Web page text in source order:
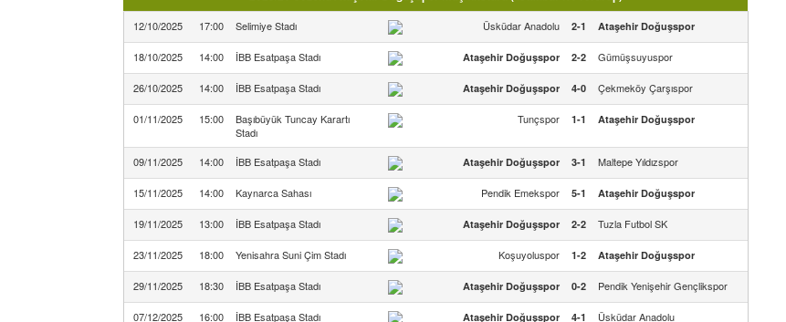
12/10/2025 17:00 Selimiye Stadı Üsküdar Anadolu 2-1 Ataşehir Doğuşspor
18/10/2025 14:00 İBB Esatpaşa Stadı Ataşehir Doğuşspor 2-2 Gümüşsuyuspor
26/10/2025 14:00 İBB Esatpaşa Stadı Ataşehir Doğuşspor 4-0 Çekmeköy Çarşıspor
01/11/2025 15:00
Başıbüyük Tuncay Karartı
Stadı
Tunçspor 1-1 Ataşehir Doğuşspor
09/11/2025 14:00 İBB Esatpaşa Stadı Ataşehir Doğuşspor 3-1 Maltepe Yıldızspor
15/11/2025 14:00 Kaynarca Sahası Pendik Emekspor 5-1 Ataşehir Doğuşspor
19/11/2025 13:00 İBB Esatpaşa Stadı Ataşehir Doğuşspor 2-2 Tuzla Futbol SK
23/11/2025 18:00 Yenisahra Suni Çim Stadı Koşuyoluspor 1-2 Ataşehir Doğuşspor
29/11/2025 18:30 İBB Esatpaşa Stadı Ataşehir Doğuşspor 0-2 Pendik Yenişehir Gençlikspor
07/12/2025 16:00 İBB Esatpaşa Stadı Ataşehir Doğuşspor 4-1 Üsküdar Anadolu